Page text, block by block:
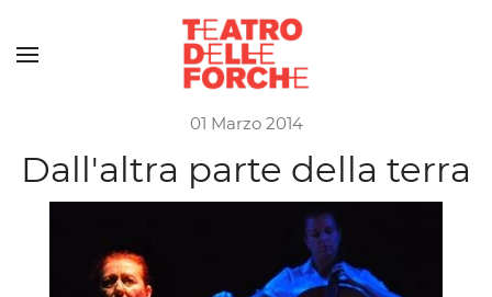
Skip to main content
01 Marzo 2014
Dall'altra parte della terra